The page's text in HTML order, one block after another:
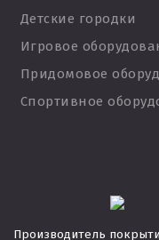
Производитель
Детские городки
Игровое
Придомовое
Спортивное